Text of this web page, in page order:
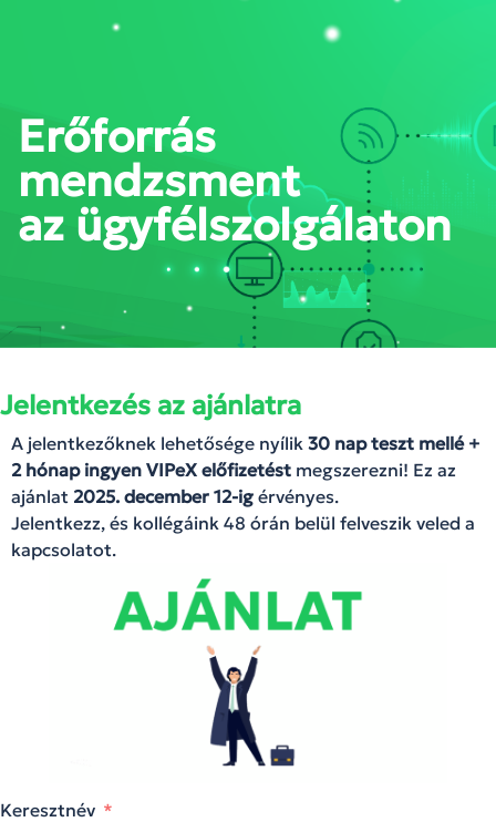
Erőforrás
mendzsment
az ügyfélszolgálaton
Jelentkezés az ajánlatra
A jelentkezőknek lehetősége nyílik 30 nap teszt mellé +
2 hónap ingyen VIPeX előfizetést megszerezni! Ez az
ajánlat 2025. december 12-ig érvényes.
Jelentkezz, és kollégáink 48 órán belül felveszik veled a
kapcsolatot.
Keresztnév